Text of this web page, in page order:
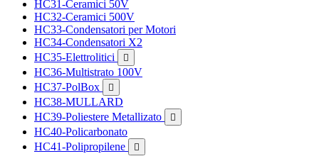
HC31-Ceramici 50V
HC32-Ceramici 500V
HC33-Condensatori per Motori
HC34-Condensatori X2
HC35-Elettrolitici

HC36-Multistrato 100V
HC37-PolBox

HC38-MULLARD
HC39-Poliestere Metallizato

HC40-Policarbonato
HC41-Polipropilene
